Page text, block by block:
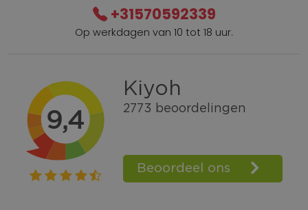
Gratis verzending vanaf € 100,=
Bel +31570592339
Spaarpunten
Shop the Look
Telefonisch bestellen ook mogelijk
+31570592339
Op werkdagen van 10 tot 18 uur.